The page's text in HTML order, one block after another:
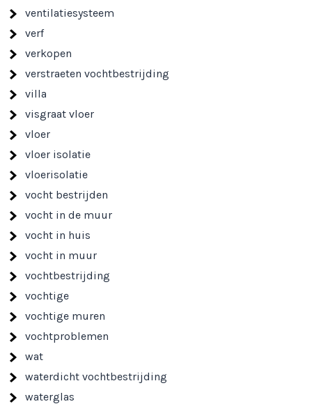
ventilatiesysteem
verf
verkopen
verstraeten vochtbestrijding
villa
visgraat vloer
vloer
vloer isolatie
vloerisolatie
vocht bestrijden
vocht in de muur
vocht in huis
vocht in muur
vochtbestrijding
vochtige
vochtige muren
vochtproblemen
wat
waterdicht vochtbestrijding
waterglas